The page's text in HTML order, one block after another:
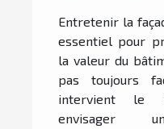
Entretenir la
essentiel pour
la valeur du
pas toujours
intervient le
envisager